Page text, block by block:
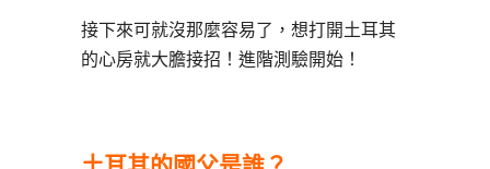
接下來可就沒那麼容易了，想打開土耳其
的心房就大膽接招！進階測驗開始！